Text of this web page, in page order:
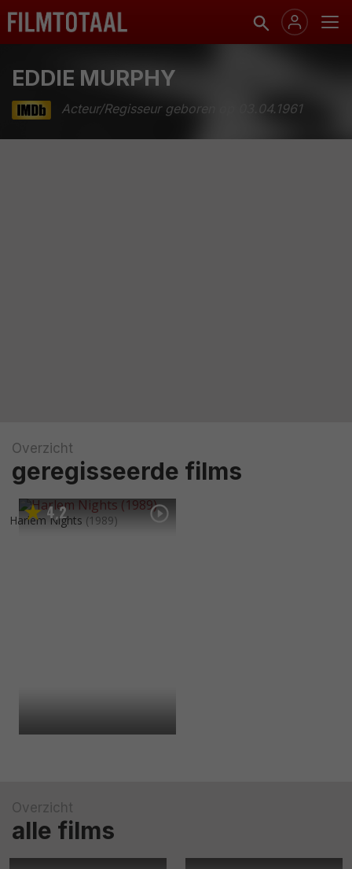
EDDIE MURPHY
Acteur/Regisseur geboren op 03.04.1961
Overzicht
geregisseerde films
4,2
Harlem Nights (1989)
Overzicht
alle films